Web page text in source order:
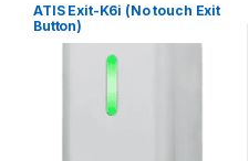
ATIS Exit-K6i (No touch Exit
Button)